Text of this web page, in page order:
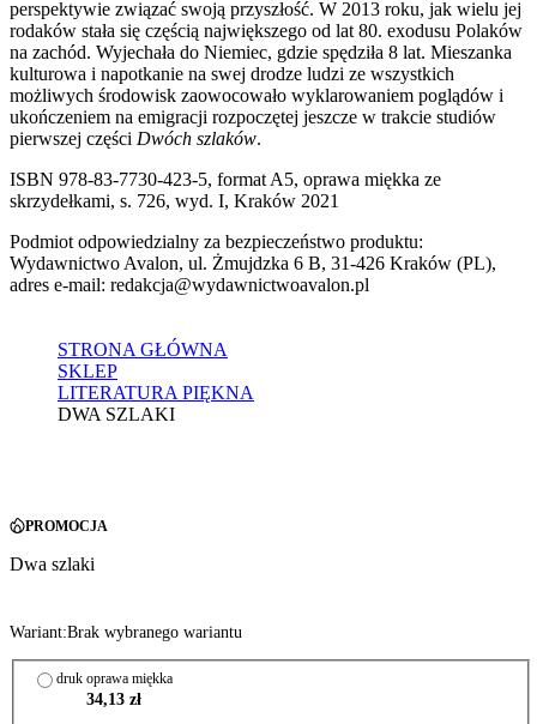
perspektywie związać swoją przyszłość. W 2013 roku, jak wielu jej
rodaków stała się częścią największego od lat 80. exodusu Polaków
na zachód. Wyjechała do Niemiec, gdzie spędziła 8 lat. Mieszanka
kulturowa i napotkanie na swej drodze ludzi ze wszystkich
możliwych środowisk zaowocowało wyklarowaniem poglądów i
ukończeniem na emigracji rozpoczętej jeszcze w trakcie studiów
pierwszej części Dwóch szlaków.
ISBN 978-83-7730-423-5, format A5, oprawa miękka ze
skrzydełkami, s. 726, wyd. I, Kraków 2021
Podmiot odpowiedzialny za bezpieczeństwo produktu:
Wydawnictwo Avalon, ul. Żmujdzka 6 B, 31-426 Kraków (PL),
adres e-mail: redakcja@wydawnictwoavalon.pl
STRONA GŁÓWNA
SKLEP
LITERATURA PIĘKNA
DWA SZLAKI
PROMOCJA
Dwa szlaki
Wariant:Brak wybranego wariantu
druk oprawa miękka
34,13 zł